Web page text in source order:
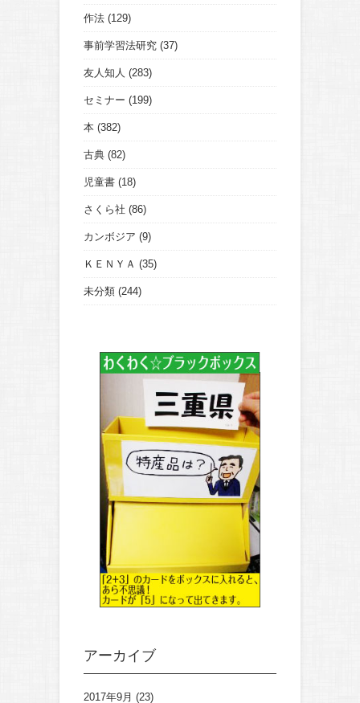
作法 (129)
事前学習法研究 (37)
友人知人 (283)
セミナー (199)
本 (382)
古典 (82)
児童書 (18)
さくら社 (86)
カンボジア (9)
ＫＥＮＹＡ (35)
未分類 (244)
アーカイブ
2017年9月 (23)